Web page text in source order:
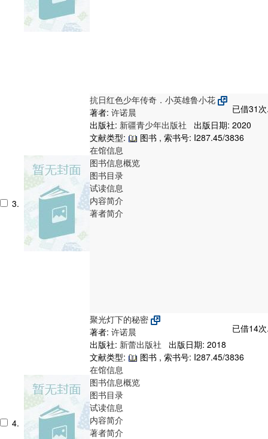
3.
抗日红色少年传奇．小英雄鲁小花
已借31
著者: 许诺晨
出版社: 新疆青少年出版社
出版日期: 2020
文献类型:
图书 , 索书号: I287.45/3836
在馆信息
图书信息概览
图书目录
试读信息
内容简介
著者简介
4.
聚光灯下的秘密
已借14
著者: 许诺晨
出版社: 新蕾出版社
出版日期: 2018
文献类型:
图书 , 索书号: I287.45/3836
在馆信息
图书信息概览
图书目录
试读信息
内容简介
著者简介